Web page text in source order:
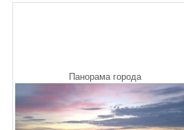
Панорама города